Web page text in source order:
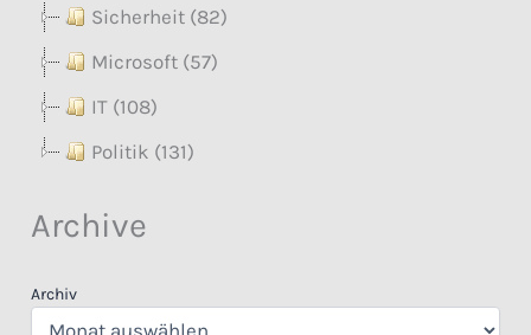
Sicherheit (82)
Microsoft (57)
IT (108)
Politik (131)
Archive
Archiv